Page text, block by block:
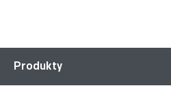
Produkty